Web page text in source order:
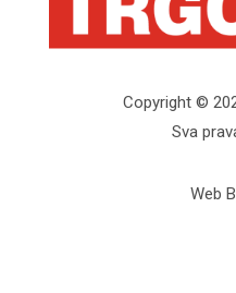
Copyright ©
Sva
Web